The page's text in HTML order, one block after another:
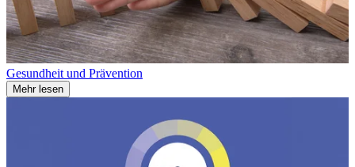
Gesundheit und Prävention
Mehr lesen